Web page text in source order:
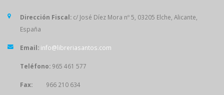
Dirección Fiscal: c/ José Díez Mora nº 5, 03205 Elche, Alicante,
España
Email: info@libreriasantos.com
Teléfono: 965 461 577
Fax: 966 210 634